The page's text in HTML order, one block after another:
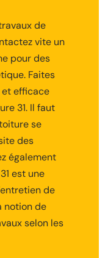
de
vite un
pour des
Faites
efficace
31. Il faut
se
des
également
est une
de
notion de
selon les